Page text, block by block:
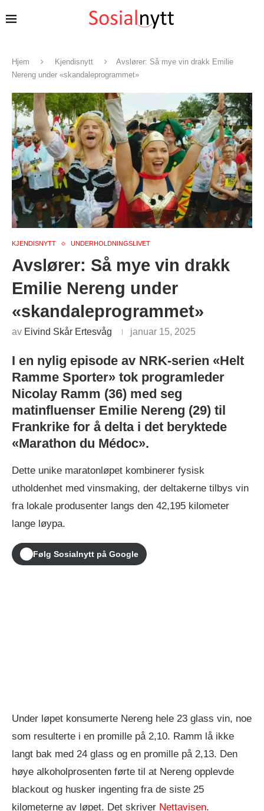
Hjem Kjendisnytt
Avslører: Så mye vin drakk Emilie
Nereng under «skandaleprogrammet»
KJENDISNYTT UNDERHOLDNINGSLIVET
Avslører: Så mye vin drakk
Emilie Nereng under
«skandaleprogrammet»
av Eivind Skår Ertesvåg januar 15, 2025
I en nylig episode av NRK-serien «Helt
Ramme Sporter» tok programleder
Nicolay Ramm (36) med seg
matinfluenser Emilie Nereng (29) til
Frankrike for å delta i det beryktede
«Marathon du Médoc».
Dette unike maratonløpet kombinerer fysisk
utholdenhet med vinsmaking, der deltakerne tilbys vin
fra lokale produsenter langs den 42,195 kilometer
lange løypa.
Følg Sosialnytt på Google
Under løpet konsumerte Nereng hele 23 glass vin, noe
som resulterte i en promille på 2,10. Ramm lå ikke
langt bak med 24 glass og en promille på 2,13. Den
høye alkoholprosenten førte til at Nereng opplevde
blackout og husker ingenting fra de siste 25
kilometerne av løpet. Det skriver Nettavisen.